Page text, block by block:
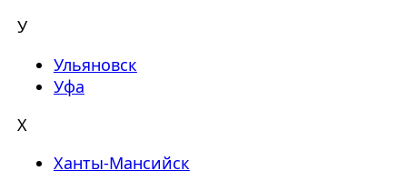
У
Ульяновск
Уфа
Х
Ханты-Мансийск